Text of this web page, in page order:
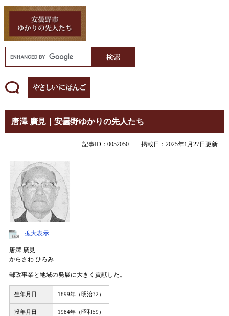
唐澤 廣見｜安曇野ゆかりの先人たち
記事ID：0052050 掲載日：2025年1月27日更新
拡大表示
唐澤 廣見
からさわ ひろみ
郵政事業と地域の発展に大きく貢献した。
生年月日 1899年（明治32）
没年月日 1984年（昭和59）